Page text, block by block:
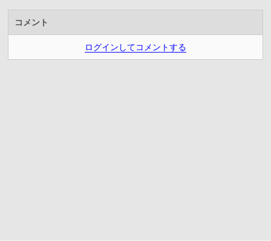
コメント
ログインしてコメントする